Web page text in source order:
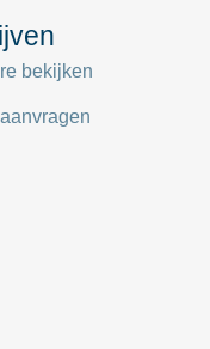
bekijken